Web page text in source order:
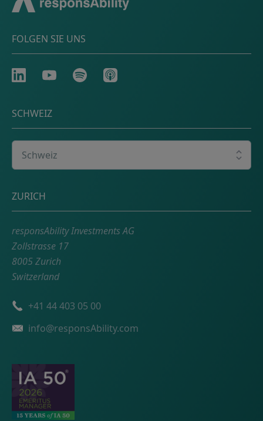
FOLGEN SIE UNS
LinkedInYoutubeSpotify Apple
SCHWEIZ
Adresse
ZURICH
responsAbility Investments AG
Zollstrasse 17
8005 Zurich
Switzerland
Telefonnummer
+41 44 403 05 00
Emailinfo@responsAbility.com